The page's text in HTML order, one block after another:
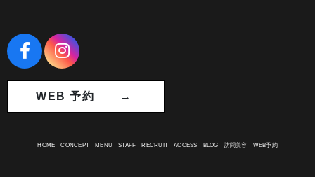
WEB 予約 →
HOME CONCEPT MENU STAFF RECRUIT ACCESS BLOG 訪問美容 WEB予約